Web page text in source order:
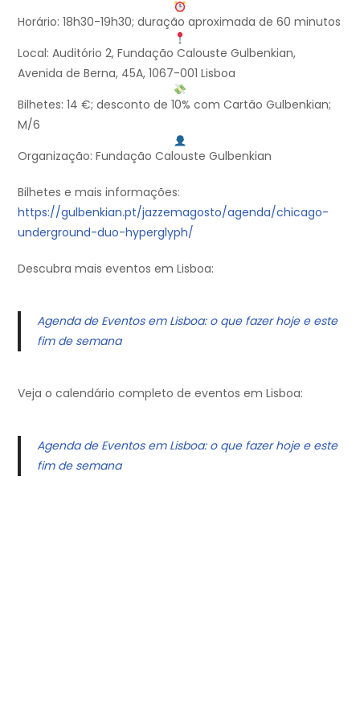
Horário: 18h30-19h30; duração aproximada de 60 minutos
Local: Auditório 2, Fundação Calouste Gulbenkian,
Avenida de Berna, 45A, 1067-001 Lisboa
Bilhetes: 14 €; desconto de 10% com Cartão Gulbenkian;
M/6
Organização: Fundação Calouste Gulbenkian
Bilhetes e mais informações:
https://gulbenkian.pt/jazzemagosto/agenda/chicago-
underground-duo-hyperglyph/
Descubra mais eventos em Lisboa:
Agenda de Eventos em Lisboa: o que fazer hoje e este
fim de semana
Veja o calendário completo de eventos em Lisboa:
Agenda de Eventos em Lisboa: o que fazer hoje e este
fim de semana